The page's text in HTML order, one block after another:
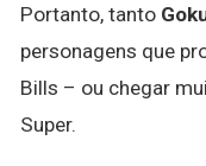
Portanto, tanto
personagens que
Bills – ou chegar
Super.